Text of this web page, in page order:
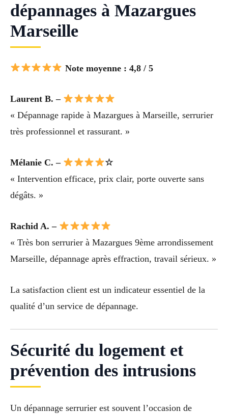
dépannages à Mazargues
Marseille
Note moyenne : 4,8 / 5
Laurent B. –
« Dépannage rapide à Mazargues à Marseille, serrurier
très professionnel et rassurant. »
Mélanie C. –
☆
« Intervention efficace, prix clair, porte ouverte sans
dégâts. »
Rachid A. –
« Très bon serrurier à Mazargues 9ème arrondissement
Marseille, dépannage après effraction, travail sérieux. »
La satisfaction client est un indicateur essentiel de la
qualité d’un service de dépannage.
Sécurité du logement et
prévention des intrusions
Un dépannage serrurier est souvent l’occasion de